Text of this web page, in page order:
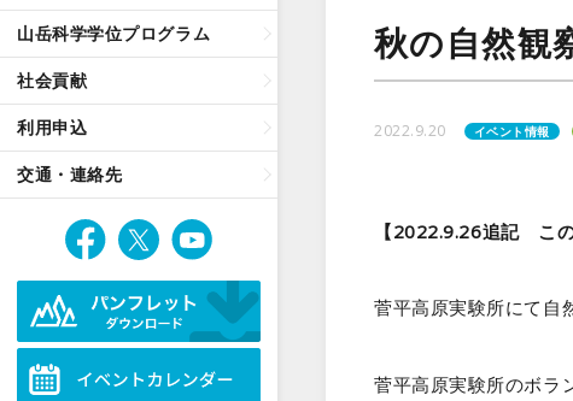
山岳科学学位プログラム
社会貢献
利用申込
交通・連絡先
秋の自然観
2022.9.20 イベント情報
【2022.9.26追記 こ
菅平高原実験所にて自
菅平高原実験所のボラ